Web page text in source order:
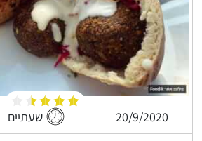
20/9/2020 שעתיים